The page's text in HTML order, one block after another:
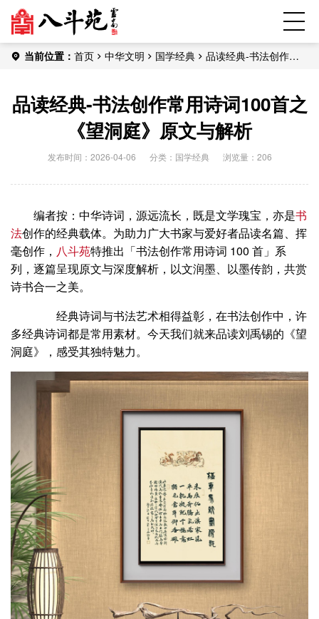
当前位置： 首页 中华文明 国学经典
品读经典-书法创作常
品读经典-书法创作常用诗词100首之
《望洞庭》原文与解析
发布时间：2026-04-06 分类： 国学经典 浏览量：206
编者按：中华诗词，源远流长，既是文学瑰宝，亦是书
法创作的经典载体。为助力广大书家与爱好者品读名篇、挥
毫创作， 八斗苑特推出「书法创作常用诗词 100 首」系
列，逐篇呈现原文与深度解析，以文润墨、以墨传韵，共赏
诗书合一之美。
经典诗词与书法艺术相得益彰，在书法创作中，许
多经典诗词都是常用素材。今天我们就来品读刘禹锡的《望
洞庭》，感受其独特魅力。